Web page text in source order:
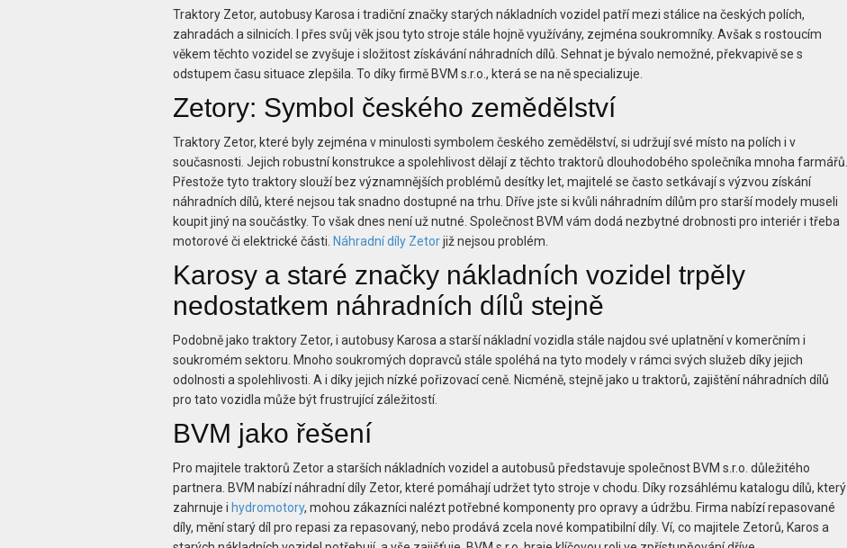
Traktory Zetor, autobusy Karosa i tradiční značky starých nákladních vozidel patří mezi stálice na českých polích,
zahradách a silnicích. I přes svůj věk jsou tyto stroje stále hojně využívány, zejména soukromníky. Avšak s rostoucím
věkem těchto vozidel se zvyšuje i složitost získávání náhradních dílů. Sehnat je bývalo nemožné, překvapivě se s
odstupem času situace zlepšila. To díky firmě BVM s.r.o., která se na ně specializuje.
Zetory: Symbol českého zemědělství
Traktory Zetor, které byly zejména v minulosti symbolem českého zemědělství, si udržují své místo na polích i v
současnosti. Jejich robustní konstrukce a spolehlivost dělají z těchto traktorů dlouhodobého společníka mnoha farmářů.
Přestože tyto traktory slouží bez významnějších problémů desítky let, majitelé se často setkávají s výzvou získání
náhradních dílů, které nejsou tak snadno dostupné na trhu. Dříve jste si kvůli náhradním dílům pro starší modely museli
koupit jiný na součástky. To však dnes není už nutné. Společnost BVM vám dodá nezbytné drobnosti pro interiér i třeba
motorové či elektrické části. Náhradní díly Zetorjiž nejsou problém.
Karosy a staré značky nákladních vozidel trpěly
nedostatkem náhradních dílů stejně
Podobně jako traktory Zetor, i autobusy Karosa a starší nákladní vozidla stále najdou své uplatnění v komerčním i
soukromém sektoru. Mnoho soukromých dopravců stále spoléhá na tyto modely v rámci svých služeb díky jejich
odolnosti a spolehlivosti. A i díky jejich nízké pořizovací ceně. Nicméně, stejně jako u traktorů, zajištění náhradních dílů
pro tato vozidla může být frustrující záležitostí.
BVM jako řešení
Pro majitele traktorů Zetor a starších nákladních vozidel a autobusů představuje společnost BVM s.r.o. důležitého
partnera. BVM nabízí náhradní díly Zetor, které pomáhají udržet tyto stroje v chodu. Díky rozsáhlému katalogu dílů, který
zahrnuje i hydromotory, mohou zákazníci nalézt potřebné komponenty pro opravy a údržbu. Firma nabízí repasované
díly, mění starý díl pro repasi za repasovaný, nebo prodává zcela nové kompatibilní díly. Ví, co majitele Zetorů, Karos a